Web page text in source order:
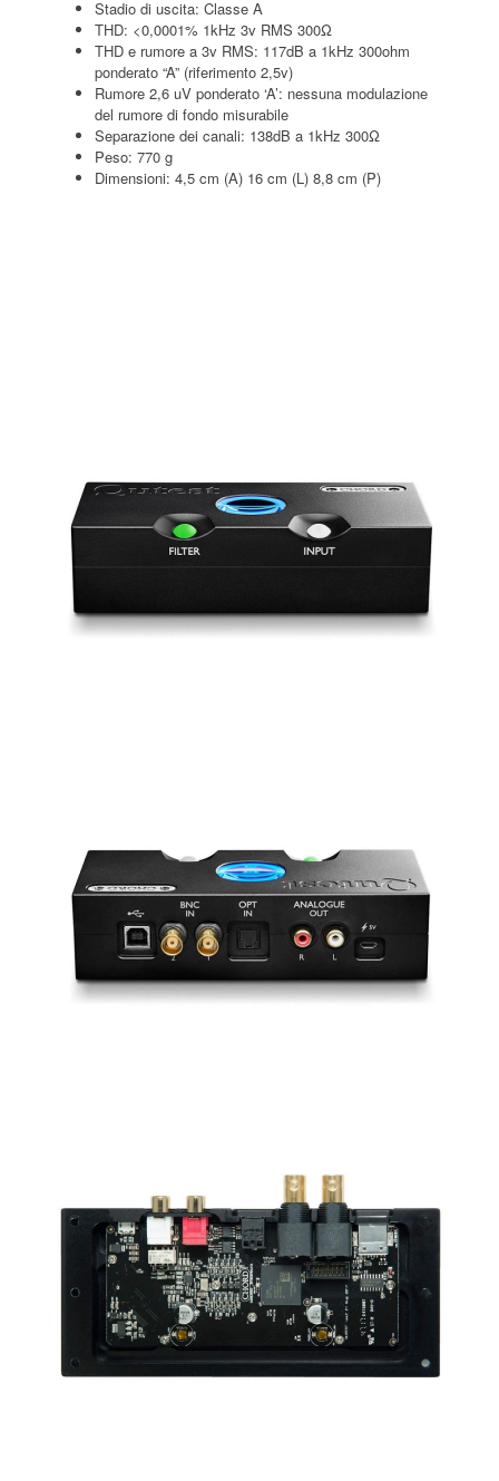
Stadio di uscita: Classe A
THD: <0,0001% 1kHz 3v RMS 300Ω
THD e rumore a 3v RMS: 117dB a 1kHz 300ohm
ponderato “A” (riferimento 2,5v)
Rumore 2,6 uV ponderato ‘A’: nessuna modulazione
del rumore di fondo misurabile
Separazione dei canali: 138dB a 1kHz 300Ω
Peso: 770 g
Dimensioni: 4,5 cm (A) 16 cm (L) 8,8 cm (P)